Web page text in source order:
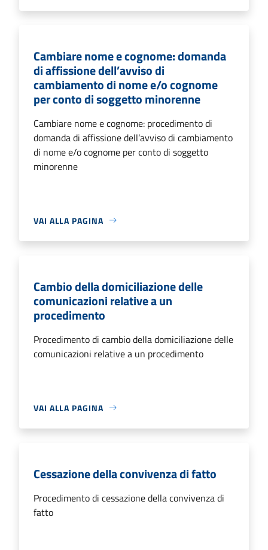
Cambiare nome e cognome: domanda
di affissione dell’avviso di
cambiamento di nome e/o cognome
per conto di soggetto minorenne
Cambiare nome e cognome: procedimento di
domanda di affissione dell’avviso di cambiamento
di nome e/o cognome per conto di soggetto
minorenne
VAI ALLA PAGINA
Cambio della domiciliazione delle
comunicazioni relative a un
procedimento
Procedimento di cambio della domiciliazione delle
comunicazioni relative a un procedimento
VAI ALLA PAGINA
Cessazione della convivenza di fatto
Procedimento di cessazione della convivenza di
fatto